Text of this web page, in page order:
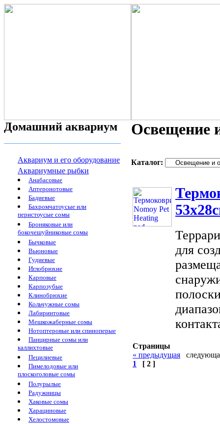
Домашний аквариум
Аквариум и его оборудование
Аквариумные рыбки
Анабасовые
Аптеронотовые
Бадиевые
Бахромчатоусые или
перистоусые сомы
Броняковые или
бокочешуйниковые сомы
Бычковые
Вьюновые
Гудиевые
Иглобрюхие
Карповые
Карпозубые
Клинобрюхие
Кольчужные сомы
Лабиринтовые
Мешкожаберные сомы
Нотоптеровые или спиноперые
Панцирные сомы или
каллихтовые
Пецилиевые
Пимелодовые или
плоскоголовые сомы
Полурылые
Радужницы
Хаковые сомы
Харациновые
Хелостомовые
Освещение
Каталог:
для
Страницы
« предыдущая
1
[ 2 ]